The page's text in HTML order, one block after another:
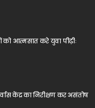
को आत्मसात करे युवा पीढ़ीः
केंद्र का निरीक्षण कर असंतोष